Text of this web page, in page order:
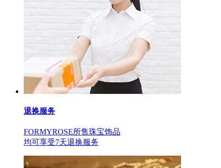
退换服务
FORMYROSE所售珠宝饰品
均可享受7天退换服务